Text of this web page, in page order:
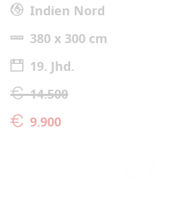
Indien Nord
380 x 300 cm
19. Jhd.
14.500
9.900